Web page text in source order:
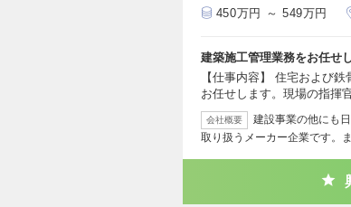
450万円 ～ 549万円
建築施工管理業務をお任せ
【仕事内容】 住宅および
お任せします。現場の指揮
会社概要
建設事業の他にも
取り扱うメーカー企業です。